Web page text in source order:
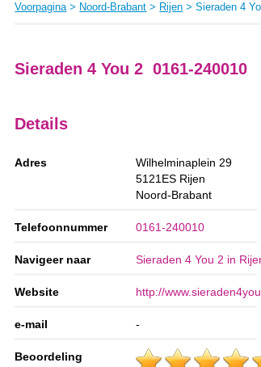
Voorpagina> Noord-Brabant > Rijen > Sieraden 4
Sieraden 4 You 2 0161-
Details
Adres
Wilhelminaplein 29
5121ES Rijen
Noord-Brabant
Telefoonnummer 0161-240010
Navigeer naar Sieraden 4 You 2 in
Website http://
e-mail -
Beoordeling